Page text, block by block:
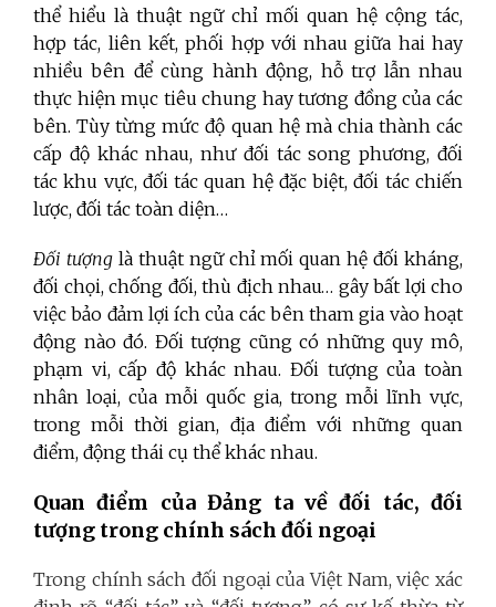
thể hiểu là thuật ngữ chỉ mối quan hệ cộng tác,
hợp tác, liên kết, phối hợp với nhau giữa hai hay
nhiều bên để cùng hành động, hỗ trợ lẫn nhau
thực hiện mục tiêu chung hay tương đồng của các
bên. Tùy từng mức độ quan hệ mà chia thành các
cấp độ khác nhau,như đối tác song phương, đối
tác khu vực, đối tác quan hệ đặc biệt, đối tác chiến
lược, đối tác toàn diện…
Đối tượnglà thuật ngữ chỉ mối quan hệ đối kháng,
đối chọi, chống đối, thù địch nhau… gây bất lợi cho
việc bảo đảm lợi ích của các bên tham gia vào hoạt
động nào đó. Đối tượng cũng có những quy mô,
phạm vi, cấp độ khác nhau. Đối tượng của toàn
nhân loại, của mỗi quốc gia, trong mỗi lĩnh vực,
trong mỗi thời gian, địa điểm với những quan
điểm, động thái cụ thể khác nhau.
Quan điểm của Đảng ta về đối tác, đối
tượng trong chính sách đối ngoại
Trong chính sách đối ngoại của Việt Nam, việc xác